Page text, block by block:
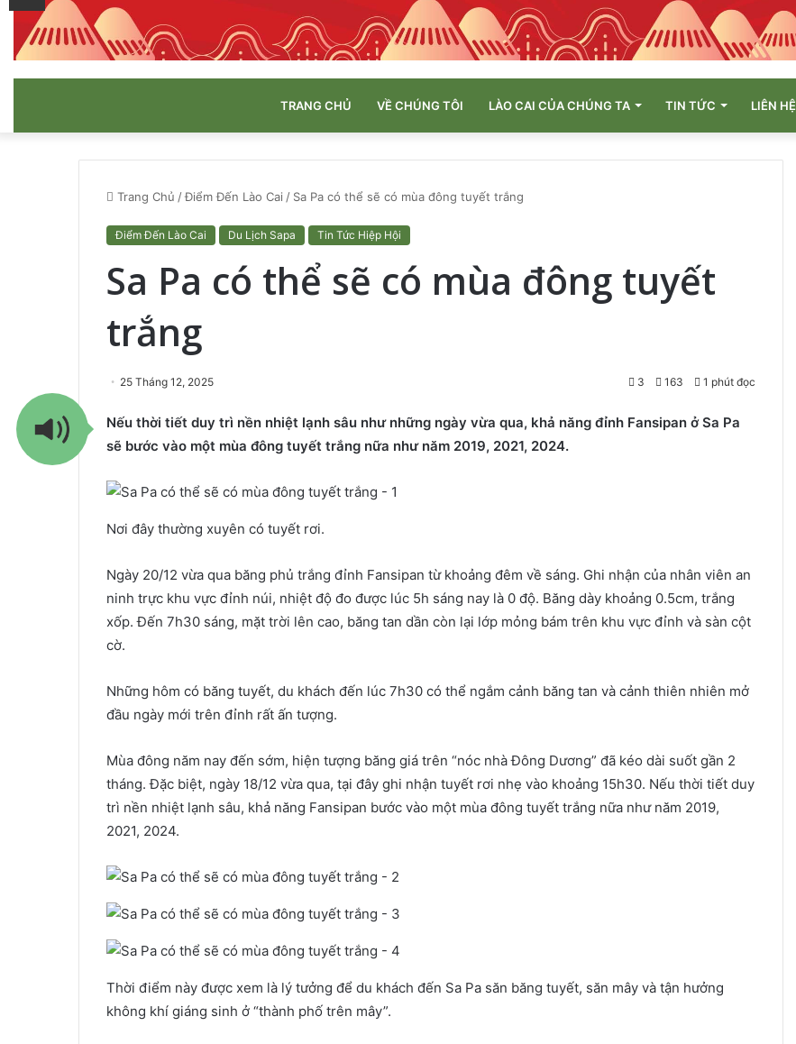
TRANG CHỦ VỀ CHÚNG TÔI LÀO CAI CỦA CHÚNG TA TIN TỨC LIÊN HỆ
Trang Chủ /Điểm Đến Lào Cai / Sa Pa có thể sẽ có mùa đông tuyết trắng
Điểm Đến Lào Cai Du Lịch Sapa Tin Tức Hiệp Hội
Sa Pa có thể sẽ có mùa đông tuyết
trắng
25 Tháng 12, 2025 3 163 1 phút đọc
Nếu thời tiết duy trì nền nhiệt lạnh sâu như những ngày vừa qua, khả năng đỉnh Fansipan ở Sa Pa
sẽ bước vào một mùa đông tuyết trắng nữa như năm 2019, 2021, 2024.
Nơi đây thường xuyên có tuyết rơi.
Ngày 20/12 vừa qua băng phủ trắng đỉnh Fansipan từ khoảng đêm về sáng. Ghi nhận của nhân viên an
ninh trực khu vực đỉnh núi, nhiệt độ đo được lúc 5h sáng nay là 0 độ. Băng dày khoảng 0.5cm, trắng
xốp. Đến 7h30 sáng, mặt trời lên cao, băng tan dần còn lại lớp mỏng bám trên khu vực đỉnh và sàn cột
cờ.
Những hôm có băng tuyết, du khách đến lúc 7h30 có thể ngắm cảnh băng tan và cảnh thiên nhiên mở
đầu ngày mới trên đỉnh rất ấn tượng.
Mùa đông năm nay đến sớm, hiện tượng băng giá trên “nóc nhà Đông Dương” đã kéo dài suốt gần 2
tháng. Đặc biệt, ngày 18/12 vừa qua, tại đây ghi nhận tuyết rơi nhẹ vào khoảng 15h30. Nếu thời tiết duy
trì nền nhiệt lạnh sâu, khả năng Fansipan bước vào một mùa đông tuyết trắng nữa như năm 2019,
2021, 2024.
Thời điểm này được xem là lý tưởng để du khách đến Sa Pa săn băng tuyết, săn mây và tận hưởng
không khí giáng sinh ở “thành phố trên mây”.